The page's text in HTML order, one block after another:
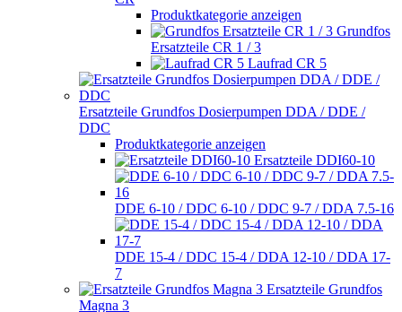
Produktkategorie anzeigen
Grundfos
Ersatzteile CR 1 / 3
Laufrad CR 5
Ersatzteile Grundfos Dosierpumpen DDA / DDE /
DDC
Produktkategorie anzeigen
Ersatzteile DDI60-10
DDE 6-10 / DDC 6-10 / DDC 9-7 / DDA 7.5-16
DDE 15-4 / DDC 15-4 / DDA 12-10 / DDA 17-
7
Ersatzteile Grundfos
Magna 3